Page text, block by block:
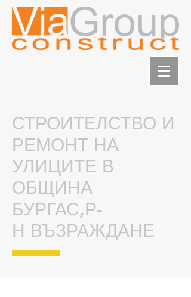
СТРОИТЕЛСТВО И
РЕМОНТ НА
УЛИЦИТЕ В
ОБЩИНА
БУРГАС,Р-
Н ВЪЗРАЖДАНЕ